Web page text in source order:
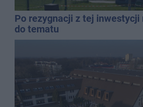
Po rezygnacji z tej inwestycji
do tematu